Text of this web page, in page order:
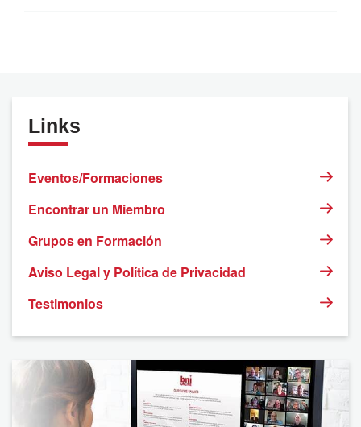
Links
Eventos/Formaciones
Encontrar un Miembro
Grupos en Formación
Aviso Legal y Política de Privacidad
Testimonios